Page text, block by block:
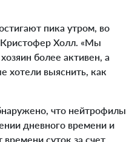
пика утром, во
Кристофер Холл. «Мы
более активен, а
хотели выяснить, как
что нейтрофилы
дневного времени и
суток за счет